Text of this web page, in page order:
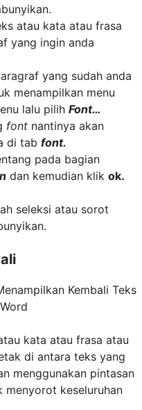
atau kata atau frasa
yang ingin anda
yang sudah anda
menampilkan menu
lalu pilih Font…
font nantinya akan
di tab font.
pada bagian
dan kemudian klik ok.
seleksi atau sorot
kata atau frasa atau
di antara teks yang
menggunakan pintasan
menyorot keseluruhan